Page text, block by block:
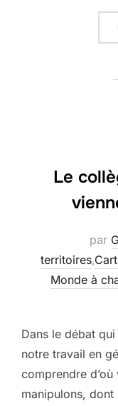
Le
par
territoires,
Monde à
Dans le débat
notre travail en
comprendre
manipulons, dont